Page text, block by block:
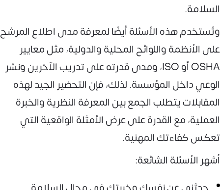
السلامة.
وتُستخدم هذه الأسئلة أيضًا لمعرفة مدى اطلاع المرشح
على الأنظمة واللوائح المحلية والدولية، مثل معايير
OSHA أو ISO، ومدى قدرته على تدريب الآخرين ونشر
الوعي داخل المؤسسة. لذلك، فإن التحضير الجيد لهذه
المقابلات يتطلب الجمع بين المعرفة النظرية والخبرة
العملية، مع القدرة على عرض الأمثلة الواقعية التي
تعكس كفاءتك المهنية.
أشهر الأسئلة الشائعة: